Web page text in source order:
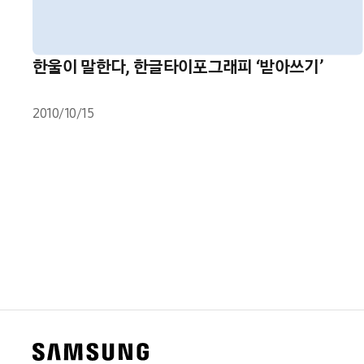
한울이 말한다, 한글타이포그래피 ‘받아쓰기’
2010/10/15